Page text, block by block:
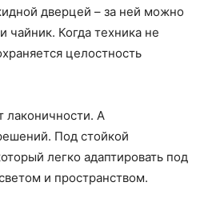
дверцей – за ней можно
чайник. Когда техника не
целостность
лаконичности. А
Под стойкой
легко адаптировать под
и пространством.